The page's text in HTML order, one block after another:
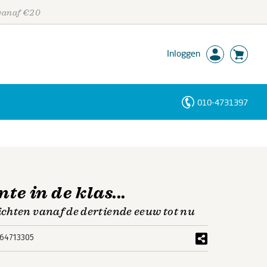
€20
Inloggen
010-4731397
in de klas...
vanaf de dertiende eeuw tot nu
Personen